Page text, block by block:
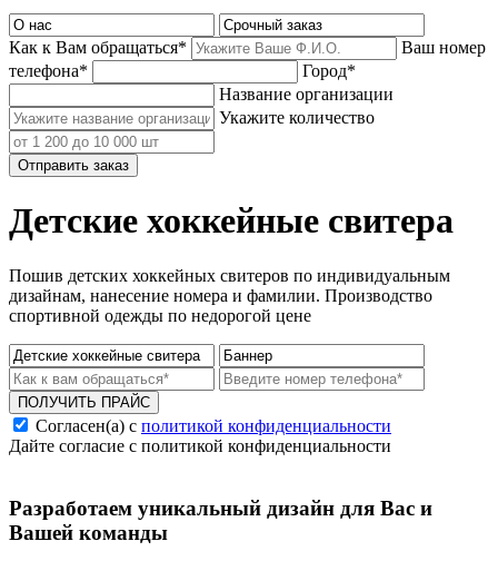
Как к Вам обращаться*
Ваш номер
телефона*
Город*
Название организации
Укажите количество
Отправить заказ
Детские хоккейные свитера
Пошив детских хоккейных свитеров по индивидуальным
дизайнам, нанесение номера и фамилии. Производство
спортивной одежды по недорогой цене
ПОЛУЧИТЬ ПРАЙС
Согласен(а) с политикой конфиденциальности
Дайте согласие с политикой конфиденциальности
Разработаем уникальный дизайн для Вас и
Вашей команды